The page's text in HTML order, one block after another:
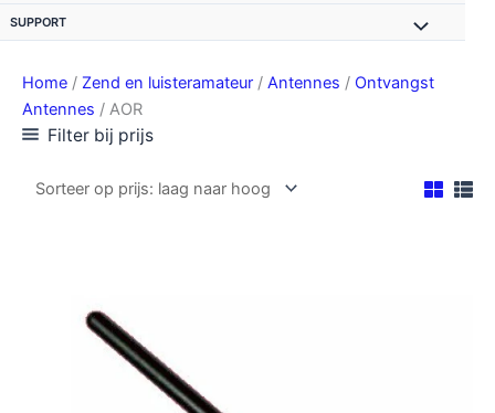
SUPPORT
Home / Zend en luisteramateur / Antennes / Ontvangst
Antennes / AOR
Filter bij prijs